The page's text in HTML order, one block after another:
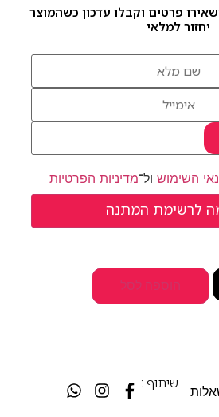
פרטים וקבלו עדכון כשהמוצר
יחזור למלאי
השימושול־מדיניות הפרטיות
הוספה לסל
שיתוף :